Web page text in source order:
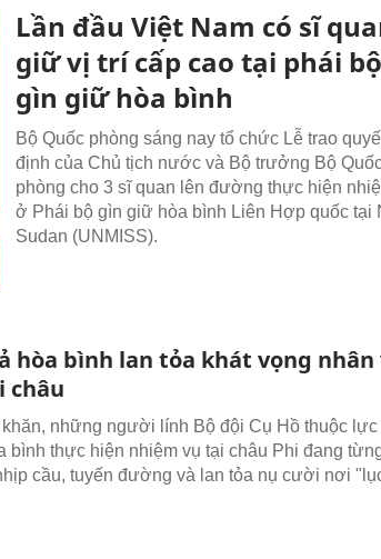
Lần đầu Việt Nam có sĩ
giữ vị trí cấp cao tại phái bộ
gìn giữ hòa bình
Bộ Quốc phòng sáng nay tổ chức Lễ trao
định của Chủ tịch nước và Bộ trưởng Bộ
phòng cho 3 sĩ quan lên đường thực hiện
ở Phái bộ gìn giữ hòa bình Liên Hợp quốc tại
Sudan (UNMISS).
hòa bình lan tỏa khát vọng nhân
châu
những người lính Bộ đội Cụ Hồ thuộc lực
bình thực hiện nhiệm vụ tại châu Phi đang
cầu, tuyến đường và lan tỏa nụ cười nơi